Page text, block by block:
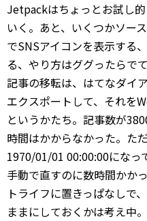
Jetpackはちょっとお試し
いく。あと、いくつかソー
でSNSアイコンを表示する
る、やり方はググったらでて
記事の移転は、はてなダイ
エクスポートして、それを
というかたち。記事数が
時間はかからなかった。た
1970/01/01 00:00:00になっ
手動で直すのに数時間かか
トライフに置きっぱなしで
ままにしておくかは考え中。